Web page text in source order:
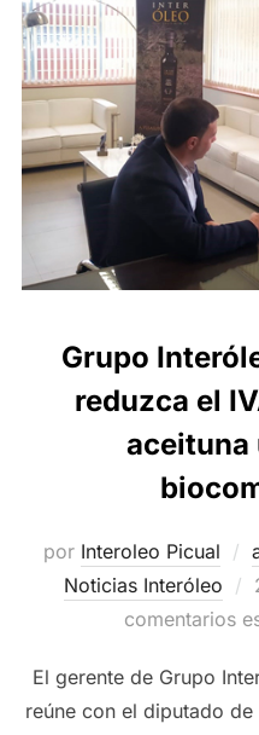
Grupo
reduzca el
aceituna
por Interoleo Picual
Noticias Interóleo
comentarios
El gerente de Grupo
reúne con el diputado